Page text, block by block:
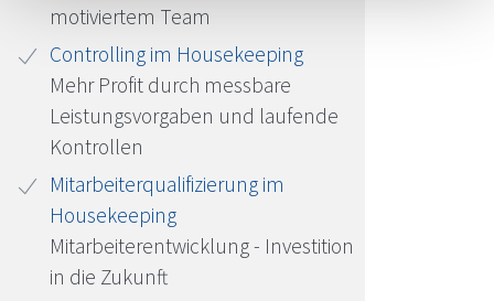
motiviertem Team
Controlling im Housekeeping
Mehr Profit durch messbare
Leistungsvorgaben und laufende
Kontrollen
Mitarbeiterqualifizierung im
Housekeeping
Mitarbeiterentwicklung - Investition
in die Zukunft